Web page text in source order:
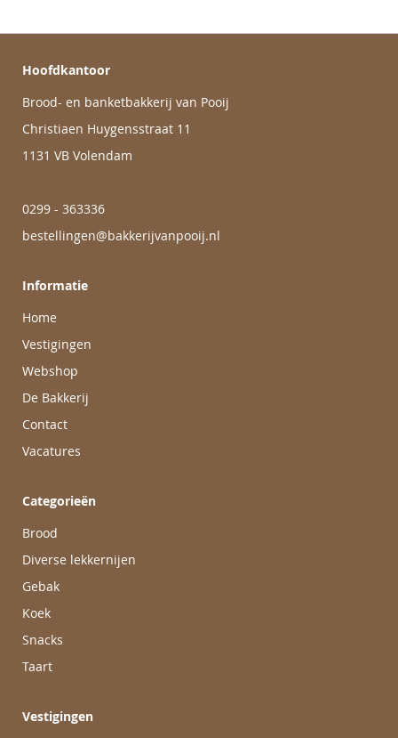
Hoofdkantoor
Brood- en banketbakkerij van Pooij
Christiaen Huygensstraat 11
1131 VB Volendam
0299 - 363336
bestellingen@bakkerijvanpooij.nl
Informatie
Home
Vestigingen
Webshop
De Bakkerij
Contact
Vacatures
Categorieën
Brood
Diverse lekkernijen
Gebak
Koek
Snacks
Taart
Vestigingen